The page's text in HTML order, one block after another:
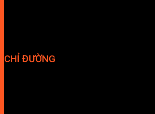
CHỈ ĐƯỜNG